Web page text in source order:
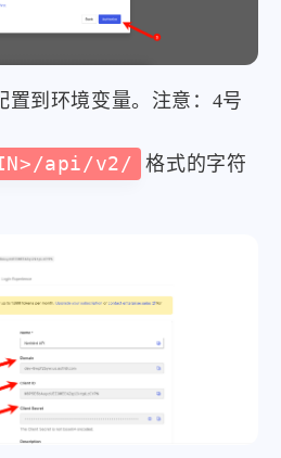
置到环境变量。注意：4号
api/v2/
格式的字符